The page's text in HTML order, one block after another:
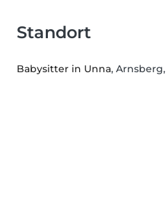
Standort
Babysitter in Unna,